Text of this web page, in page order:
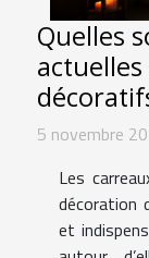
Quelles
5 novembre
Les
décoration
et